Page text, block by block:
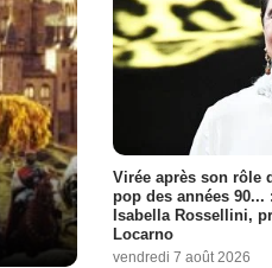
Virée après son rôle
pop des années
Isabella Rossellini,
Locarno
vendredi 7 août 2026